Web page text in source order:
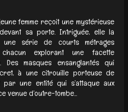
femme reçoit une mystérieuse
sa porte. Intriguée, elle la
série de courts métrages
explorant une facette
masques ensanglantés qui
à une citrouille porteuse de
par une entité qui s’attaque aux
venue d’outre-tombe...